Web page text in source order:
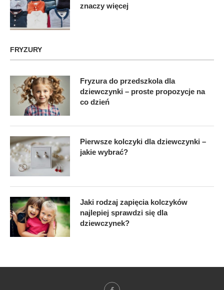
znaczy więcej
FRYZURY
Fryzura do przedszkola dla
dziewczynki – proste propozycje na
co dzień
Pierwsze kolczyki dla dziewczynki –
jakie wybrać?
Jaki rodzaj zapięcia kolczyków
najlepiej sprawdzi się dla
dziewczynek?